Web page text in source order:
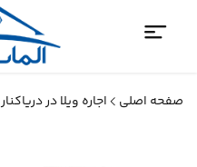
صفحه اصلی اجاره ویلا در دریاکنار